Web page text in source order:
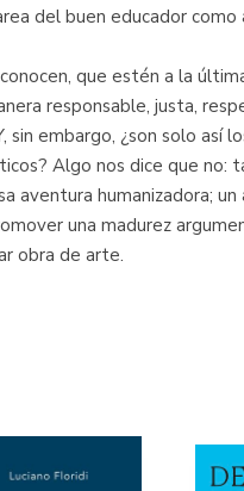
del buen educador
que estén a la
responsable, justa,
embargo, ¿son solo así
Algo nos dice que
aventura humanizadora;
una madurez
obra de arte.